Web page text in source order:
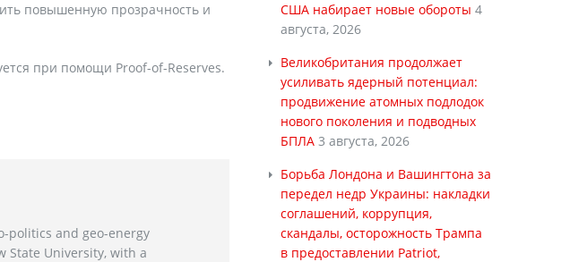
повышенную прозрачность и
при помощи Proof-of-Reserves.
politics and geo-energy
State University, with a
США набирает новые обороты 4
августа, 2026
Великобритания продолжает
усиливать ядерный потенциал:
продвижение атомных подлодок
нового поколения и подводных
БПЛА 3 августа, 2026
Борьба Лондона и Вашингтона за
передел недр Украины: накладки
соглашений, коррупция,
скандалы, осторожность Трампа
в предоставлении Patriot,